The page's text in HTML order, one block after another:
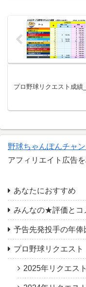
プロ野球リクエスト成績
野球ちゃんぽんチャ
アフィリエイト広告
あなたにおすすめ
みんなの★評価とコ
予告先発投手の年俸
プロ野球リクエスト
2025年リクエス